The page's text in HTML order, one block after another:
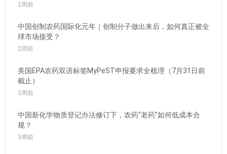
2周前
中国创制农药国际化元年｜创制分子做出来后，如何真正被全
球市场接受？
2周前
美国EPA农药双语标签MyPeST申报要求全梳理（7月31日前
截止）
3周前
中国新化学物质登记办法修订下，农药“老药”如何低成本合
规？
3周前